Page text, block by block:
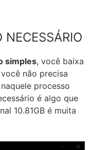
NECESSÁRIO
simples, você baixa
não precisa
processo
é algo que
10.81GB é muita